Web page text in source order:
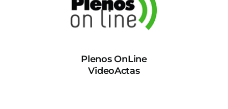
Plenos OnLine
VideoActas